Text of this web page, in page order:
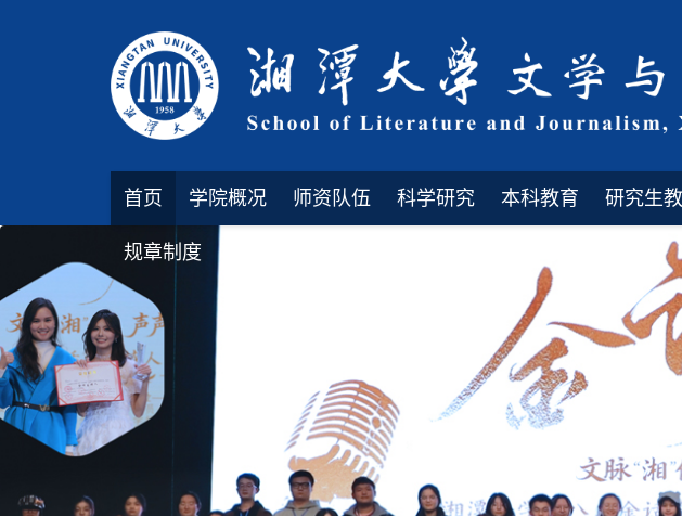
首页 学院概况 师资队伍 科学研究 本科教育 研究生
规章制度